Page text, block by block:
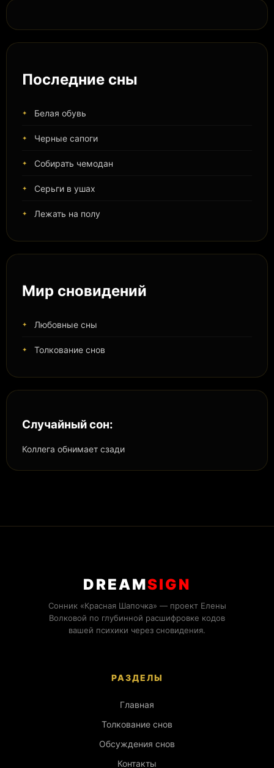
Последние сны
Белая обувь
Черные сапоги
Собирать чемодан
Серьги в ушах
Лежать на полу
Мир сновидений
Любовные сны
Толкование снов
Случайный сон:
Коллега обнимает сзади
DREAMSIGN
Сонник «Красная Шапочка» — проект Елены
Волковой по глубинной расшифровке кодов
вашей психики через сновидения.
РАЗДЕЛЫ
Главная
Толкование снов
Обсуждения снов
Контакты